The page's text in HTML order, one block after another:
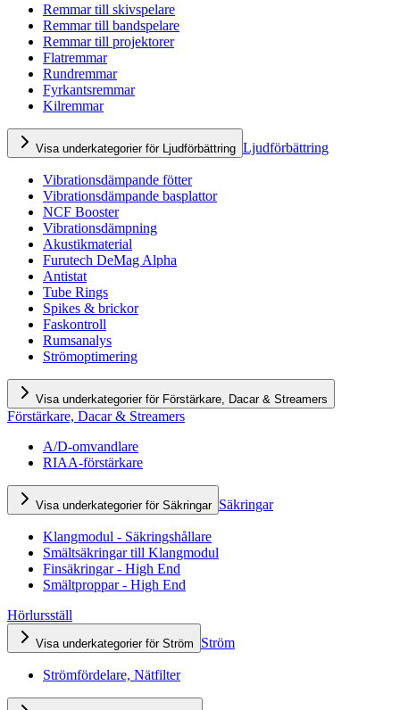
Remmar till skivspelare
Remmar till bandspelare
Remmar till projektorer
Flatremmar
Rundremmar
Fyrkantsremmar
Kilremmar
Visa underkategorier för Ljudförbättring Ljudförbättring
Vibrationsdämpande fötter
Vibrationsdämpande basplattor
NCF Booster
Vibrationsdämpning
Akustikmaterial
Furutech DeMag Alpha
Antistat
Tube Rings
Spikes & brickor
Faskontroll
Rumsanalys
Strömoptimering
Visa underkategorier för Förstärkare, Dacar & Streamers
Förstärkare, Dacar & Streamers
A/D-omvandlare
RIAA-förstärkare
Visa underkategorier för Säkringar Säkringar
Klangmodul - Säkringshållare
Smältsäkringar till Klangmodul
Finsäkringar - High End
Smältproppar - High End
Hörlursställ
Visa underkategorier för Ström Ström
Strömfördelare, Nätfilter